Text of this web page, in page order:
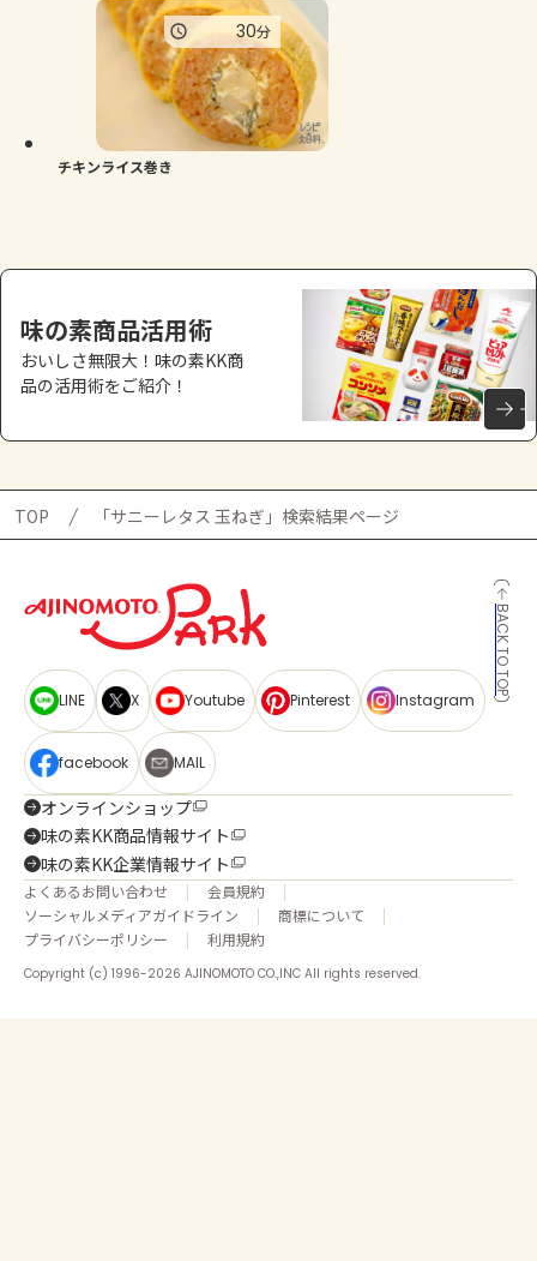
チキンライス巻き
30分
味の素商品活用術
おいしさ無限大！味の素KK商
品の活用術をご紹介！
TOP 「サニーレタス 玉ねぎ」検索結果ページ
BACK TO TOP
LINE X Youtube Pinterest Instagram
facebook MAIL
オンラインショップ
味の素KK商品情報サイト
味の素KK企業情報サイト
よくあるお問い合わせ
会員規約
ソーシャルメディアガイドライン
商標について
プライバシーポリシー
利用規約
Copyright (c) 1996-2026 AJINOMOTO CO.,INC All rights reserved.